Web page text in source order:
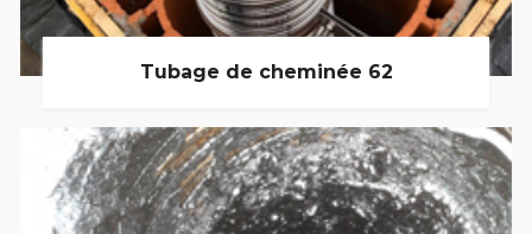
Tubage de cheminée 62